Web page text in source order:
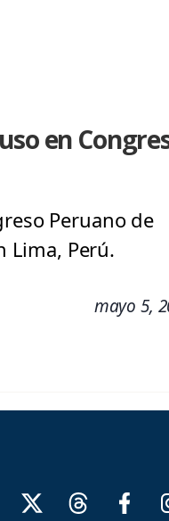
en
Peruano de
Lima, Perú.
mayo 5,